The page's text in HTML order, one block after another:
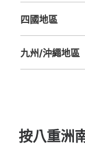
可保管的行李數
大的 17/ ¥700中等
四國地區
九州/沖繩地區
按八重洲